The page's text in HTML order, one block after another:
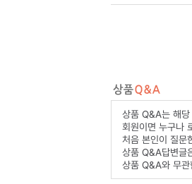
상품 Q&A는 해당
회원이면 누구나
처음 본인이 질문
상품 Q&A답변글
상품 Q&A와 무